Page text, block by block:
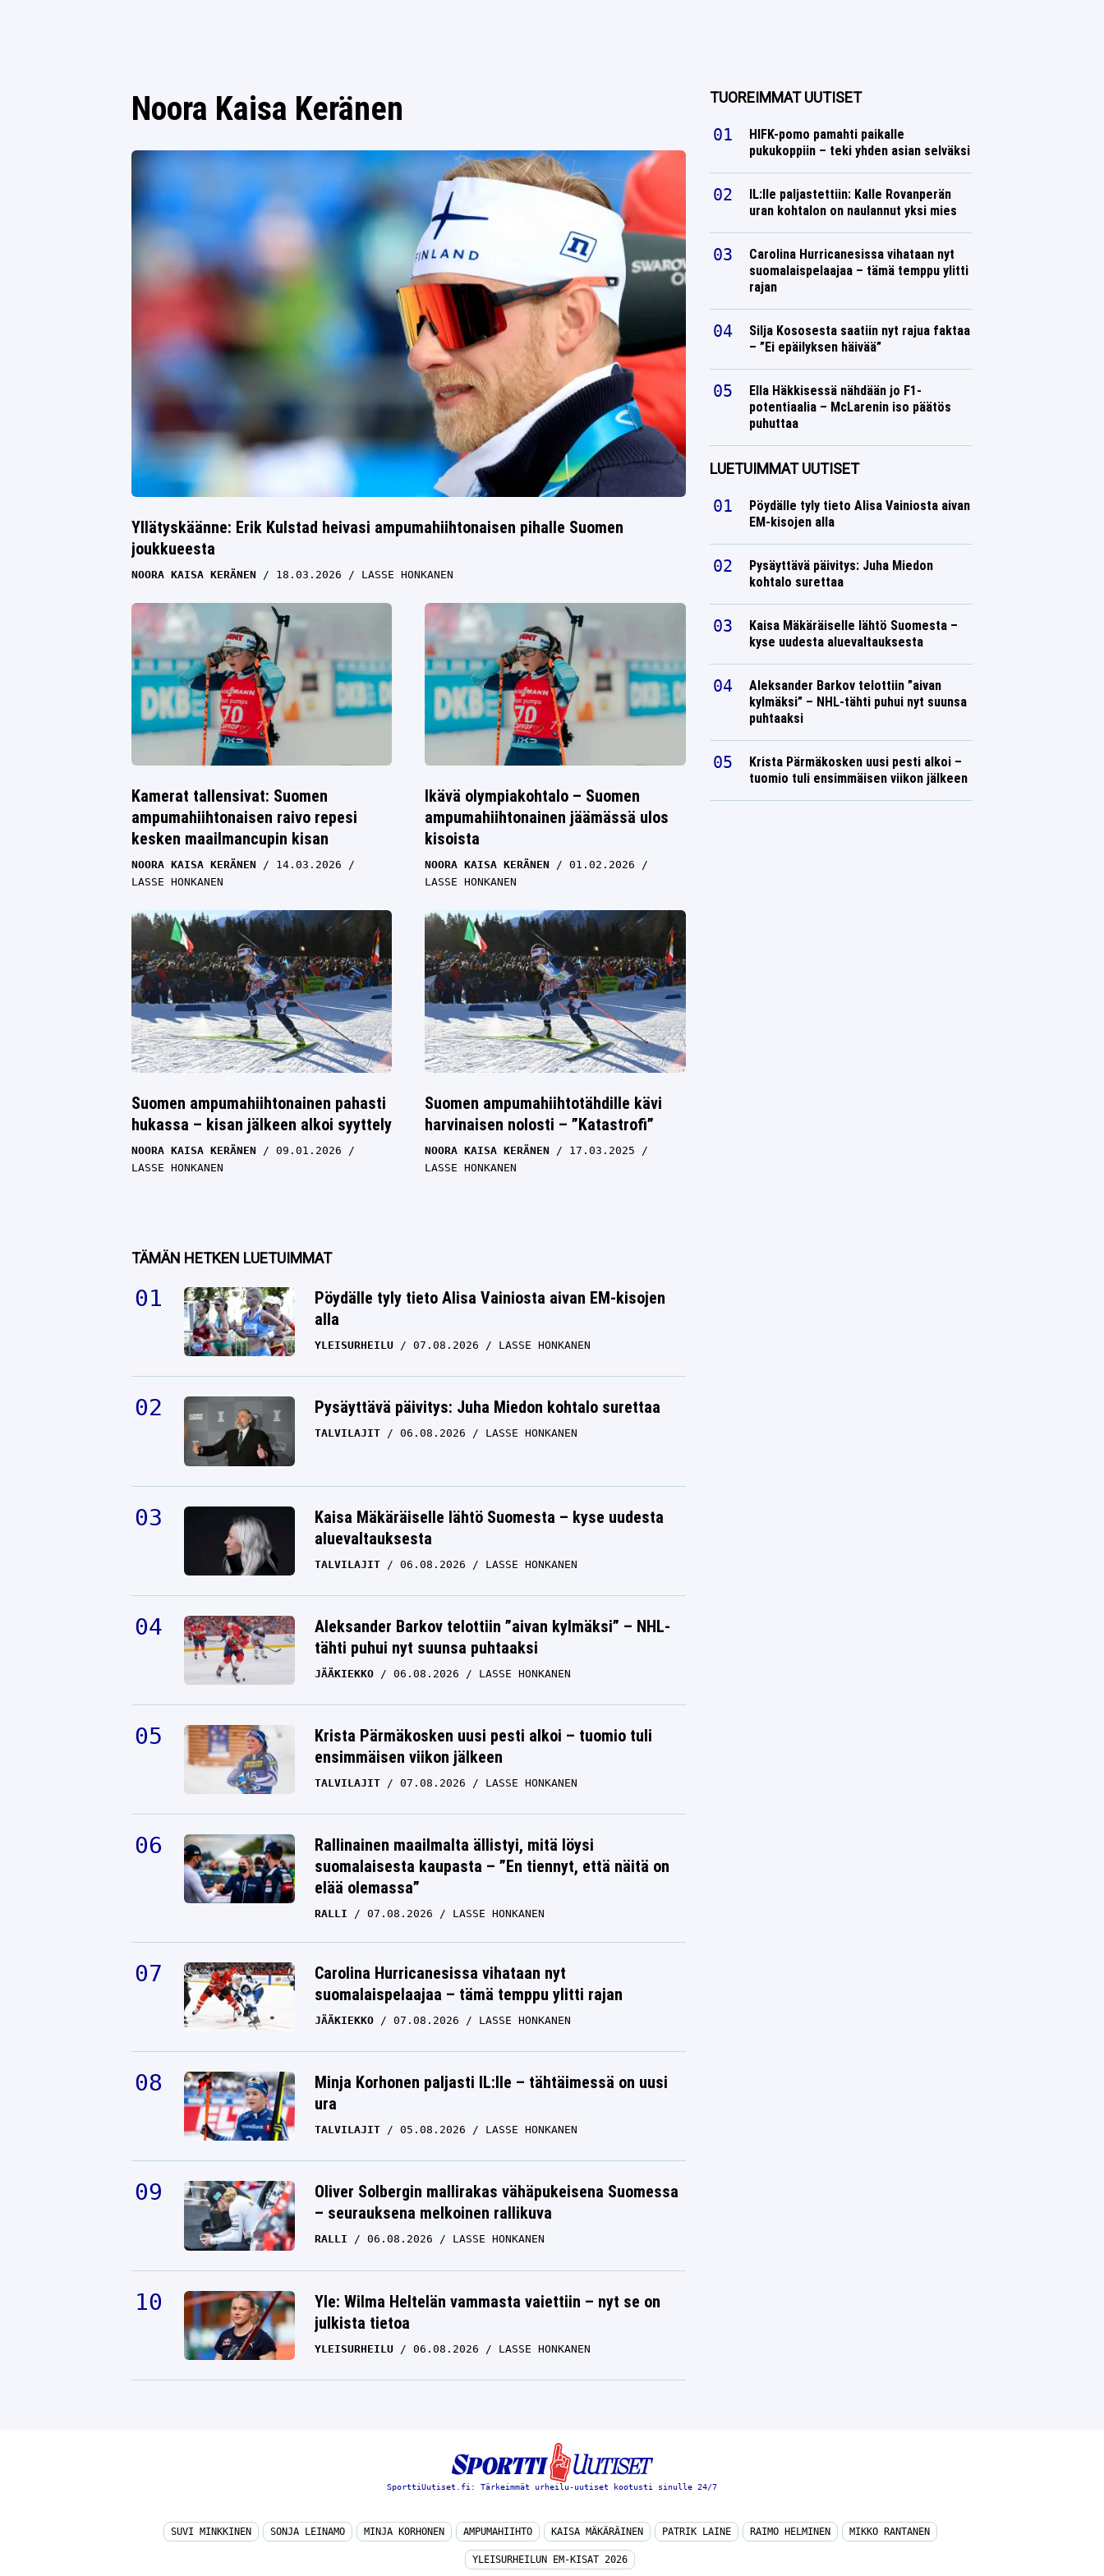
Noora Kaisa Keränen
Yllätyskäänne: Erik Kulstad heivasi ampumahiihtonaisen pihalle Suomen
joukkueesta
NOORA KAISA KERÄNEN 18.03.2026 LASSE HONKANEN
Kamerat tallensivat: Suomen
ampumahiihtonaisen raivo repesi
kesken maailmancupin kisan
NOORA KAISA KERÄNEN
14.03.2026
LASSE HONKANEN
Ikävä olympiakohtalo – Suomen
ampumahiihtonainen jäämässä ulos
kisoista
NOORA KAISA KERÄNEN
01.02.2026
LASSE HONKANEN
Suomen ampumahiihtonainen pahasti
hukassa – kisan jälkeen alkoi syyttely
NOORA KAISA KERÄNEN
09.01.2026
LASSE HONKANEN
Suomen ampumahiihtotähdille kävi
harvinaisen nolosti – ”Katastrofi”
NOORA KAISA KERÄNEN
17.03.2025
LASSE HONKANEN
TÄMÄN HETKEN LUETUIMMAT
Pöydälle tyly tieto Alisa Vainiosta aivan EM-kisojen
alla
YLEISURHEILU 07.08.2026 LASSE HONKANEN
Pysäyttävä päivitys: Juha Miedon kohtalo surettaa
TALVILAJIT 06.08.2026 LASSE HONKANEN
Kaisa Mäkäräiselle lähtö Suomesta – kyse uudesta
aluevaltauksesta
TALVILAJIT 06.08.2026 LASSE HONKANEN
Aleksander Barkov telottiin ”aivan kylmäksi” – NHL-
tähti puhui nyt suunsa puhtaaksi
JÄÄKIEKKO 06.08.2026 LASSE HONKANEN
Krista Pärmäkosken uusi pesti alkoi – tuomio tuli
ensimmäisen viikon jälkeen
TALVILAJIT 07.08.2026 LASSE HONKANEN
Rallinainen maailmalta ällistyi, mitä löysi
suomalaisesta kaupasta – ”En tiennyt, että näitä on
elää olemassa”
RALLI 07.08.2026 LASSE HONKANEN
Carolina Hurricanesissa vihataan nyt
suomalaispelaajaa – tämä temppu ylitti rajan
JÄÄKIEKKO 07.08.2026 LASSE HONKANEN
Minja Korhonen paljasti IL:lle – tähtäimessä on uusi
ura
TALVILAJIT 05.08.2026 LASSE HONKANEN
Oliver Solbergin mallirakas vähäpukeisena Suomessa
– seurauksena melkoinen rallikuva
RALLI 06.08.2026 LASSE HONKANEN
Yle: Wilma Heltelän vammasta vaiettiin – nyt se on
julkista tietoa
YLEISURHEILU 06.08.2026 LASSE HONKANEN
TUOREIMMAT UUTISET
HIFK-pomo pamahti paikalle
pukukoppiin – teki yhden asian selväksi
IL:lle paljastettiin: Kalle Rovanperän
uran kohtalon on naulannut yksi mies
Carolina Hurricanesissa vihataan nyt
suomalaispelaajaa – tämä temppu ylitti
rajan
Silja Kososesta saatiin nyt rajua faktaa
– ”Ei epäilyksen häivää”
Ella Häkkisessä nähdään jo F1-
potentiaalia – McLarenin iso päätös
puhuttaa
LUETUIMMAT UUTISET
Pöydälle tyly tieto Alisa Vainiosta aivan
EM-kisojen alla
Pysäyttävä päivitys: Juha Miedon
kohtalo surettaa
Kaisa Mäkäräiselle lähtö Suomesta –
kyse uudesta aluevaltauksesta
Aleksander Barkov telottiin ”aivan
kylmäksi” – NHL-tähti puhui nyt suunsa
puhtaaksi
Krista Pärmäkosken uusi pesti alkoi –
tuomio tuli ensimmäisen viikon jälkeen
SporttiUutiset.fi: Tärkeimmät urheilu-uutiset kootusti sinulle 24/7
SUVI MINKKINEN SONJA LEINAMO MINJA KORHONEN AMPUMAHIIHTO KAISA MÄKÄRÄINEN PATRIK LAINE RAIMO HELMINEN MIKKO RANTANEN
YLEISURHEILUN EM-KISAT 2026